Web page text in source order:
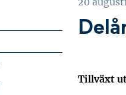
Tillväxt